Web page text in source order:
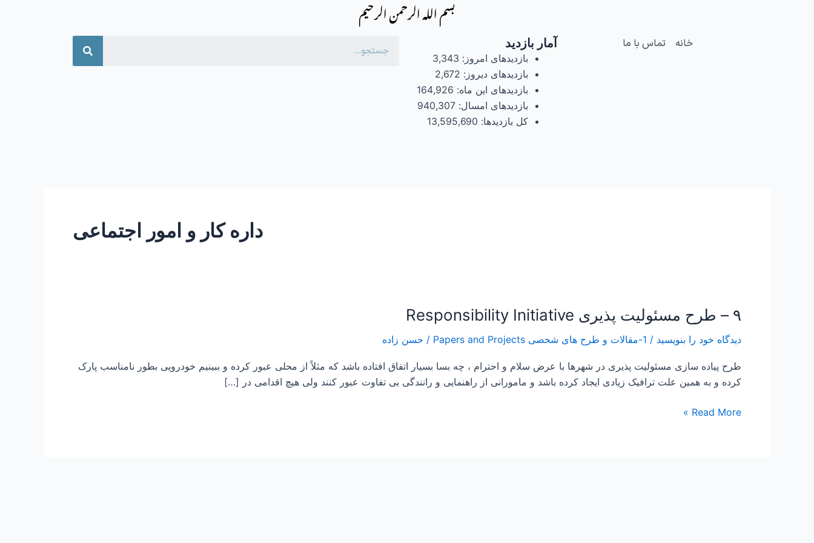
بسم الله الرحمن الرحیم
خانه تماس با ما آمار بازدید
بازدیدهای امروز: 3,343
بازدیدهای دیروز: 2,672
بازدیدهای این ماه: 164,926
بازدیدهای امسال:940,307
کل بازدیدها: 13,595,690
جستجو
داره کار و امور اجتماعی
۹ – طرح مسئولیت پذیری Responsibility Initiative
دیدگاه‌ خود را بنویسید / 1-مقالات و طرح های شخصی Papers and Projects / حسن زاده
طرح پیاده سازی مسئولیت پذیری در شهرها با عرض سلام و احترام ، چه بسا بسیار اتفاق افتاده باشد که مثلاً از محلی عبور کرده و ببینیم خودرویی بطور نامناسب پارک
کرده و به همین علت ترافیک زیادی ایجاد کرده باشد و مامورانی از راهنمایی و رانندگی بی تفاوت عبور کنند ولی هیچ اقدامی در […]
۹
طرح
مسئولیت
پذیری
Responsibility
Initiative
Read More »